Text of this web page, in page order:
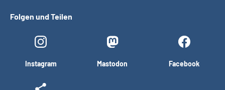
Folgen und Teilen
Instagram Mastodon Facebook